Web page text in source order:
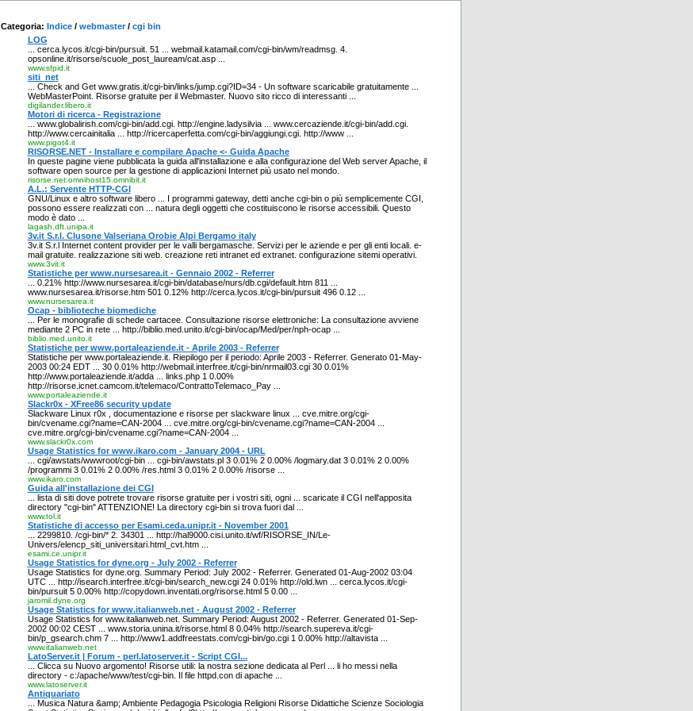
Categoria: Indice / webmaster/ cgi bin
LOG
... cerca.lycos.it/cgi-bin/pursuit. 51 ... webmail.katamail.com/cgi-bin/wm/readmsg. 4.
opsonline.it/risorse/scuole_post_lauream/cat.asp ...
www.sfpid.it
siti_net
... Check and Get www.gratis.it/cgi-bin/links/jump.cgi?ID=34 - Un software scaricabile gratuitamente ...
WebMasterPoint. Risorse gratuite per il Webmaster. Nuovo sito ricco di interessanti ...
digilander.libero.it
Motori di ricerca - Registrazione
... www.globalirish.com/cgi-bin/add.cgi. http://engine.ladysilvia ... www.cercaziende.it/cgi-bin/add.cgi.
http://www.cercainitalia ... http://ricercaperfetta.com/cgi-bin/aggiungi.cgi. http://www ...
www.pigot4.it
RISORSE.NET - Installare e compilare Apache <- Guida Apache
In queste pagine viene pubblicata la guida all'installazione e alla configurazione del Web server Apache, il
software open source per la gestione di applicazioni Internet più usato nel mondo.
risorse.net.omnihost15.omnibit.it
A.L.: Servente HTTP-CGI
GNU/Linux e altro software libero ... I programmi gateway, detti anche cgi-bin o più semplicemente CGI,
possono essere realizzati con ... natura degli oggetti che costituiscono le risorse accessibili. Questo
modo è dato ...
lagash.dft.unipa.it
3v.it S.r.l. Clusone Valseriana Orobie Alpi Bergamo italy
3v.it S.r.l Internet content provider per le valli bergamasche. Servizi per le aziende e per gli enti locali. e-
mail gratuite. realizzazione siti web. creazione reti intranet ed extranet. configurazione sitemi operativi.
www.3vit.it
Statistiche per www.nursesarea.it - Gennaio 2002 - Referrer
... 0.21% http://www.nursesarea.it/cgi-bin/database/nurs/db.cgi/default.htm 811 ...
www.nursesarea.it/risorse.htm 501 0.12% http://cerca.lycos.it/cgi-bin/pursuit 496 0.12 ...
www.nursesarea.it
Ocap - biblioteche biomediche
... Per le monografie di schede cartacee. Consultazione risorse elettroniche: La consultazione avviene
mediante 2 PC in rete ... http://biblio.med.unito.it/cgi-bin/ocap/Med/per/nph-ocap ...
biblio.med.unito.it
Statistiche per www.portaleaziende.it - Aprile 2003 - Referrer
Statistiche per www.portaleaziende.it. Riepilogo per il periodo: Aprile 2003 - Referrer. Generato 01-May-
2003 00:24 EDT ... 30 0.01% http://webmail.interfree.it/cgi-bin/nrmail03.cgi 30 0.01%
http://www.portaleaziende.it/adda ... links.php 1 0.00%
http://risorse.icnet.camcom.it/telemaco/ContrattoTelemaco_Pay ...
www.portaleaziende.it
Slackr0x - XFree86 security update
Slackware Linux r0x , documentazione e risorse per slackware linux ... cve.mitre.org/cgi-
bin/cvename.cgi?name=CAN-2004 ... cve.mitre.org/cgi-bin/cvename.cgi?name=CAN-2004 ...
cve.mitre.org/cgi-bin/cvename.cgi?name=CAN-2004 ...
www.slackr0x.com
Usage Statistics for www.ikaro.com - January 2004 - URL
... cgi/awstats/wwwroot/cgi-bin ... cgi-bin/awstats.pl 3 0.01% 2 0.00% /logmary.dat 3 0.01% 2 0.00%
/programmi 3 0.01% 2 0.00% /res.html 3 0.01% 2 0.00% /risorse ...
www.ikaro.com
Guida all'installazione dei CGI
... lista di siti dove potrete trovare risorse gratuite per i vostri siti, ogni ... scaricate il CGI nell'apposita
directory "cgi-bin" ATTENZIONE! La directory cgi-bin si trova fuori dal ...
www.tol.it
Statistiche di accesso per Esami.ceda.unipr.it - November 2001
... 2299810. /cgi-bin/* 2. 34301 ... http://hal9000.cisi.unito.it/wf/RISORSE_IN/Le-
Univers/elencp_siti_universitari.html_cvt.htm ...
esami.ce.unipr.it
Usage Statistics for dyne.org - July 2002 - Referrer
Usage Statistics for dyne.org. Summary Period: July 2002 - Referrer. Generated 01-Aug-2002 03:04
UTC ... http://isearch.interfree.it/cgi-bin/search_new.cgi 24 0.01% http://old.lwn ... cerca.lycos.it/cgi-
bin/pursuit 5 0.00% http://copydown.inventati.org/risorse.html 5 0.00 ...
jaromil.dyne.org
Usage Statistics for www.italianweb.net - August 2002 - Referrer
Usage Statistics for www.italianweb.net. Summary Period: August 2002 - Referrer. Generated 01-Sep-
2002 00:02 CEST ... www.storia.unina.it/risorse.html 8 0.04% http://search.supereva.it/cgi-
bin/p_gsearch.chm 7 ... http://www1.addfreestats.com/cgi-bin/go.cgi 1 0.00% http://altavista ...
www.italianweb.net
LatoServer.it | Forum - perl.latoserver.it - Script CGI...
... Clicca su Nuovo argomento! Risorse utili: la nostra sezione dedicata al Perl ... li ho messi nella
directory - c:/apache/www/test/cgi-bin. Il file httpd.con di apache ...
www.latoserver.it
Antiquariato
... Musica Natura &amp; Ambiente Pedagogia Psicologia Religioni Risorse Didattiche Scienze Sociologia